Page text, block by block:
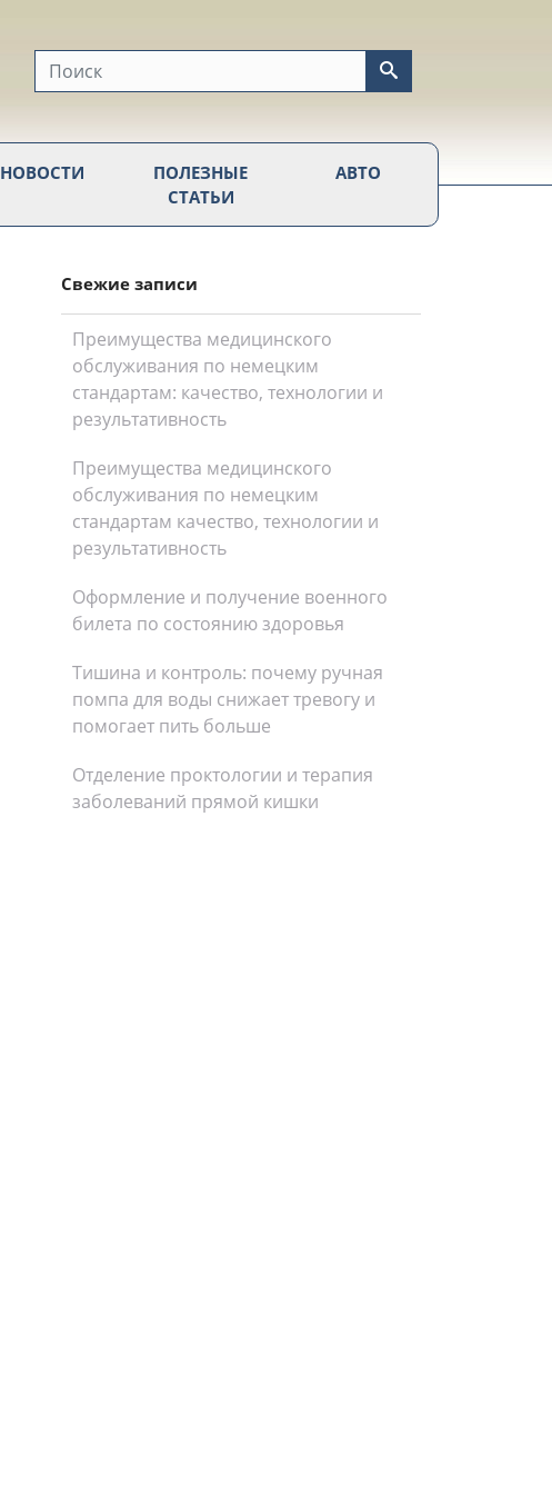
НОВОСТИ
ПОЛЕЗНЫЕ
СТАТЬИ
АВТО
Свежие записи
Преимущества медицинского
обслуживания по немецким
стандартам: качество, технологии и
результативность
Преимущества медицинского
обслуживания по немецким
стандартам качество, технологии и
результативность
Оформление и получение военного
билета по состоянию здоровья
Тишина и контроль: почему ручная
помпа для воды снижает тревогу и
помогает пить больше
Отделение проктологии и терапия
заболеваний прямой кишки